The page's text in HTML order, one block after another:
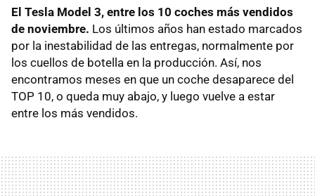
El Tesla Model 3, entre los 10 coches más vendidos
de noviembre. Los últimos años han estado marcados
por la inestabilidad de las entregas, normalmente por
los cuellos de botella en la producción. Así, nos
encontramos meses en que un coche desaparece del
TOP 10, o queda muy abajo, y luego vuelve a estar
entre los más vendidos.